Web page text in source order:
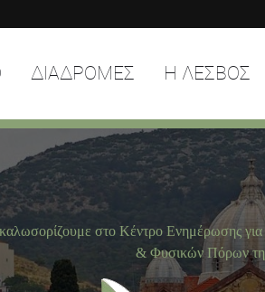
ΔΙΑΔΡΟΜΕΣ Η ΛΕΣΒΟΣ
στο Κέντρο Ενημέρωσης
& Φυσικών Πόρων